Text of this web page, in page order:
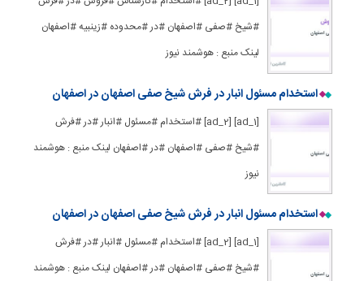
#شیخ #صفی #اصفهان #در #محدوده #زینبیه #اصفهان
لینک منبع : هوشمند نیوز
استخدام مسئول انبار در فرش شیخ صفی اصفهان در اصفهان
[ad_1] [ad_2] #استخدام #مسئول #انبار #در #فرش
#شیخ #صفی #اصفهان #در #اصفهان لینک منبع : هوشمند
نیوز
استخدام مسئول انبار در فرش شیخ صفی اصفهان در اصفهان
[ad_1] [ad_2] #استخدام #مسئول #انبار #در #فرش
#شیخ #صفی #اصفهان #در #اصفهان لینک منبع : هوشمند